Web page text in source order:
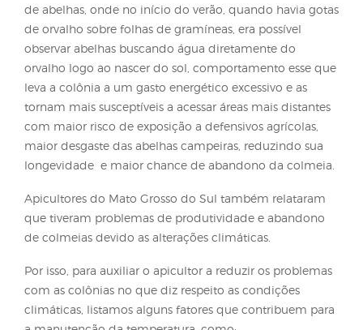
facilitando o trabalho das abelhas com a sua
termorregulação, assim as colônias testadas
sua produção mesmo estando diretamente sob o
A manta térmica pode ser encontrada em
de materiais de construção, sendo disponível em
de até 50m e tendo um custo inferior a R$ 5,00
colmeia. Logo é uma estratégia viável para manter
desfavoráveis, tanto sob temperaturas acima como
abaixo do ideal, pois a manta ajuda na redução
impermeável, mantendo a umidade adequada
saúde da colônia.